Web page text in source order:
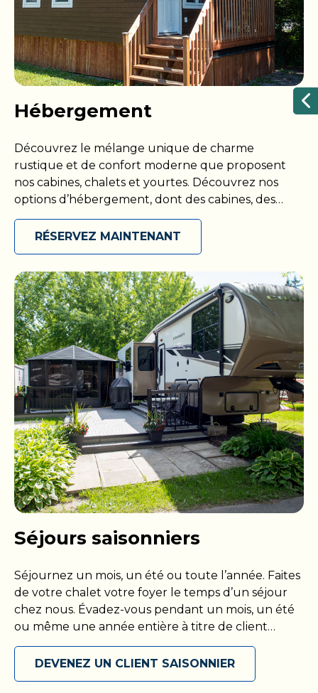
Hébergement
Découvrez le mélange unique de charme
rustique et de confort moderne que proposent
nos cabines, chalets et yourtes. Découvrez nos
options d’hébergement, dont des cabines, des
chalets et des yourtes, dans certains de nos
campings à travers le Canada. Profitez de la
beauté de la nature dans un confort moderne, le
Toutes nos unités sont entièrement équipées avec
électricité, lits, barbecue et foyer extérieurs, et
vous offrent un accès complet aux commodités
du camping.
RÉSERVEZ MAINTENANT
Séjours saisonniers
Séjournez un mois, un été ou toute l’année. Faites
de votre chalet votre foyer le temps d’un séjour
chez nous. Évadez-vous pendant un mois, un été
ou même une année entière à titre de client
saisonnier! Présentez-vous avec votre propre VR
ou installez-vous dans votre chalet, puis maximisez
votre séjour parmi nous en accédant à toutes les
DEVENEZ UN CLIENT SAISONNIER